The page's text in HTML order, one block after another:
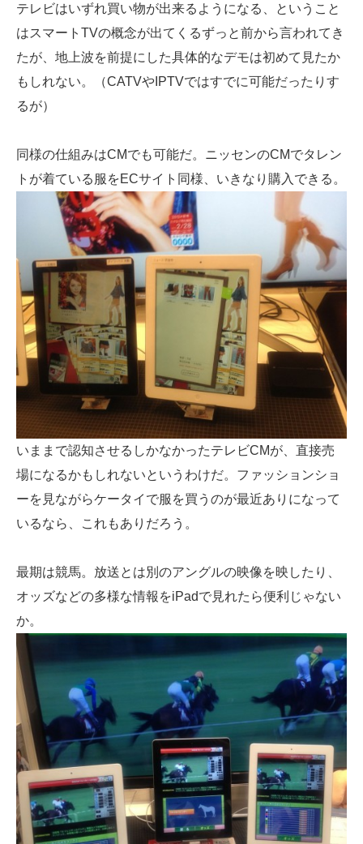
テレビはいずれ買い物が出来るようになる、ということ
はスマートTVの概念が出てくるずっと前から言われてき
たが、地上波を前提にした具体的なデモは初めて見たか
もしれない。（CATVやIPTVではすでに可能だったりす
るが）
同様の仕組みはCMでも可能だ。ニッセンのCMでタレン
トが着ている服をECサイト同様、いきなり購入できる。
いままで認知させるしかなかったテレビCMが、直接売
場になるかもしれないというわけだ。ファッションショ
ーを見ながらケータイで服を買うのが最近ありになって
いるなら、これもありだろう。
最期は競馬。放送とは別のアングルの映像を映したり、
オッズなどの多様な情報をiPadで見れたら便利じゃない
か。